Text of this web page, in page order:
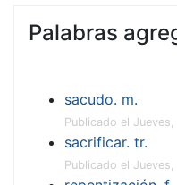
Palabras
sacudo. m.
Publicado el
sacrificar. tr.
Publicado el